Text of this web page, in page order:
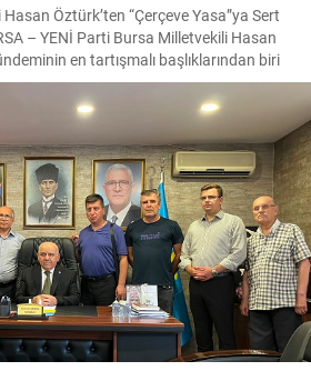
Öztürk’ten “Çerçeve Yasa”ya Sert
– YENİ Parti Bursa Milletvekili Hasan
en tartışmalı başlıklarından biri
tartışmasına ilişkin son derece sert bir
gündemine taşınan düzenlemeye açık
gerekçelerimle...